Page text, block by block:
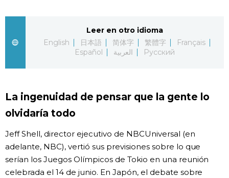
Blog
Tokio
Leer en otro idioma
English
日本語 简体字 繁體字
Français
Español
العربية Русский
La ingenuidad de pensar que la gente lo
olvidaría todo
Jeff Shell, director ejecutivo de NBCUniversal (en
adelante, NBC), vertió sus previsiones sobre lo que
serían los Juegos Olímpicos de Tokio en una reunión
celebrada el 14 de junio. En Japón, el debate sobre